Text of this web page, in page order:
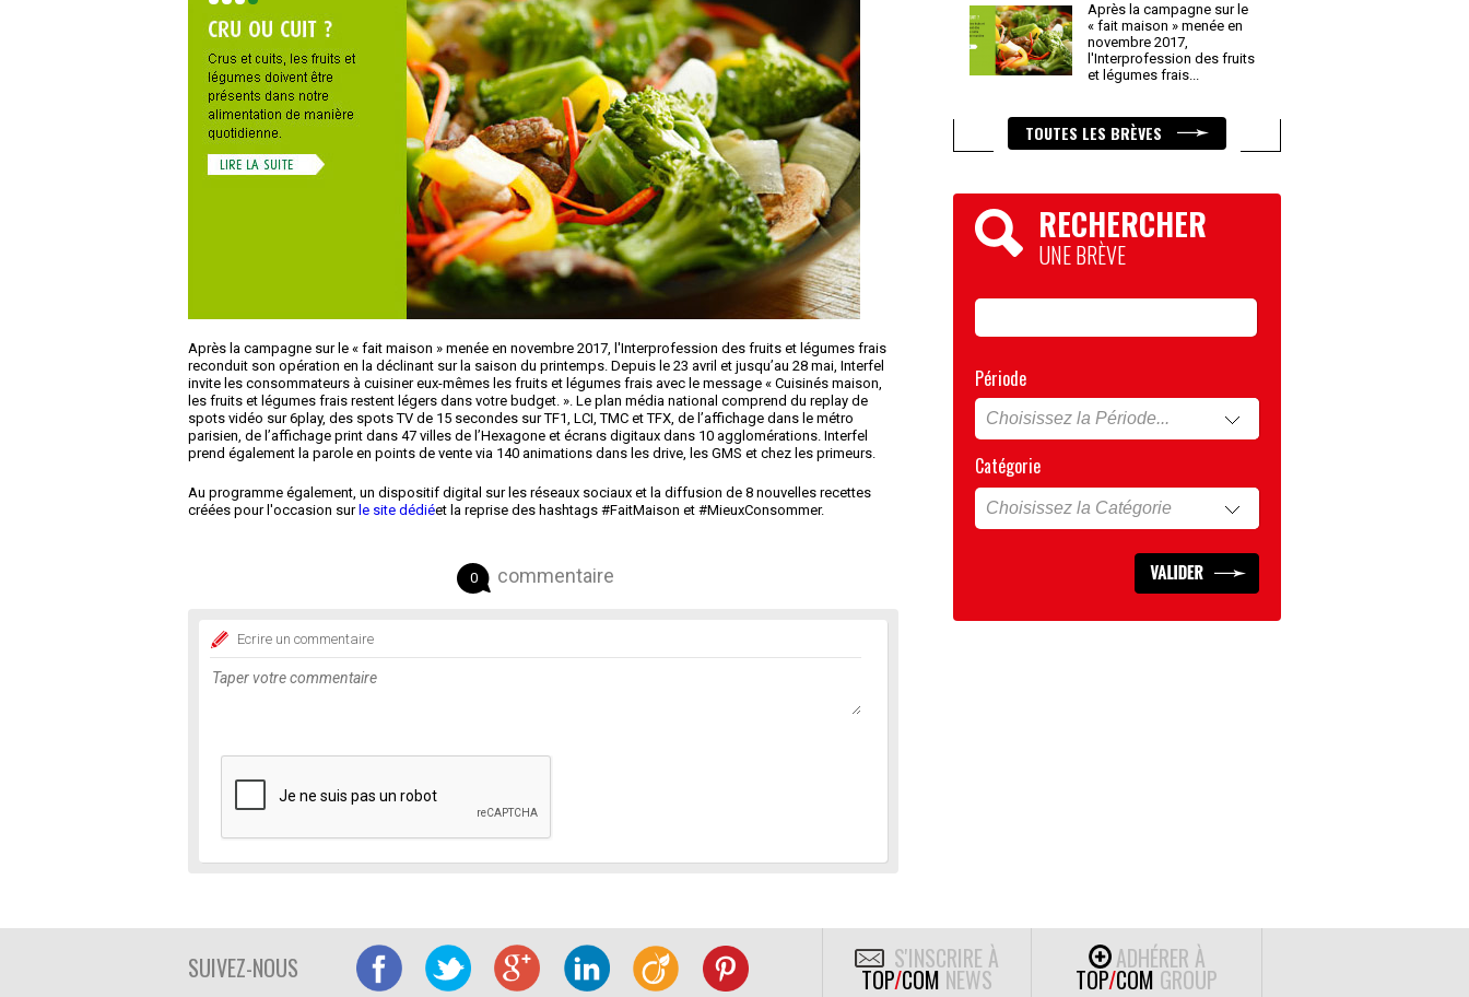
Après la campagne sur le « fait maison » menée en novembre 2017, l'Interprofession des fruits et légumes frais
reconduit son opération en la déclinant sur la saison du printemps. Depuis le 23 avril et jusqu’au 28 mai, Interfel
invite les consommateurs à cuisiner eux-mêmes les fruits et légumes frais avec le message « Cuisinés maison,
les fruits et légumes frais restent légers dans votre budget. ». Le plan média national comprend du replay de
spots vidéo sur 6play, des spots TV de 15 secondes sur TF1, LCI, TMC et TFX, de l’affichage dans le métro
parisien, de l’affichage print dans 47 villes de l’Hexagone et écrans digitaux dans 10 agglomérations. Interfel
prend également la parole en points de vente via 140 animations dans les drive, les GMS et chez les primeurs.
Au programme également, un dispositif digital sur les réseaux sociaux et la diffusion de 8 nouvelles recettes
créées pour l'occasion sur le site dédiéet la reprise des hashtags #FaitMaison et #MieuxConsommer.
0 commentaire
Ecrire un commentaire
Après la campagne sur le
« fait maison » menée en
novembre 2017,
l'Interprofession des fruits
et légumes frais...
TOUTES LES BRÈVES
RECHERCHER
UNE BRÈVE
Période
Catégorie
SUIVEZ-NOUS S'INSCRIRE À
TOP/COM NEWS
ADHÉRER À
TOP/COM GROUP